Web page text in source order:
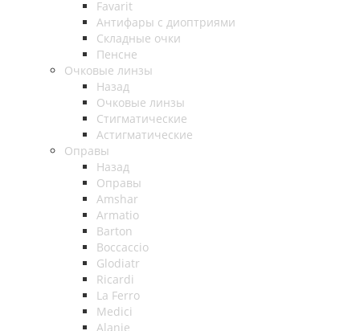
Favarit
Антифары с диоптриями
Складные очки
Пенсне
Очковые линзы
Назад
Очковые линзы
Стигматические
Астигматические
Оправы
Назад
Оправы
Amshar
Armatio
Barton
Boccaccio
Glodiatr
Ricardi
La Ferro
Medici
Alanie